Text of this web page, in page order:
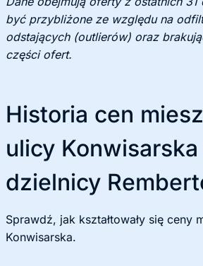
być przybliżone ze względu na
odstających (outlierów) oraz
części ofert.
Historia cen
ulicy
dzielnicy
Sprawdź, jak kształtowały się ceny
Konwisarska.